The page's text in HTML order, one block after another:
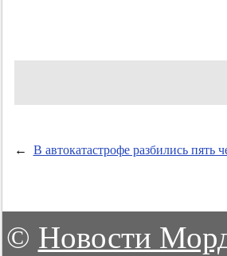
← В автокатастрофе разбились пять
© Новости